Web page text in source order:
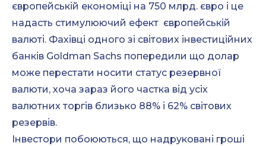
європейській економіці на 750 млрд. євро і це
надасть стимулюючий ефект європейській
валюті. Фахівці одного зі світових інвестиційних
банків Goldman Sachs попередили що долар
може перестати носити статус резервної
валюти, хоча зараз його частка від усіх
валютних торгів близько 88% і 62% світових
резервів.
Інвестори побоюються, що надруковані гроші